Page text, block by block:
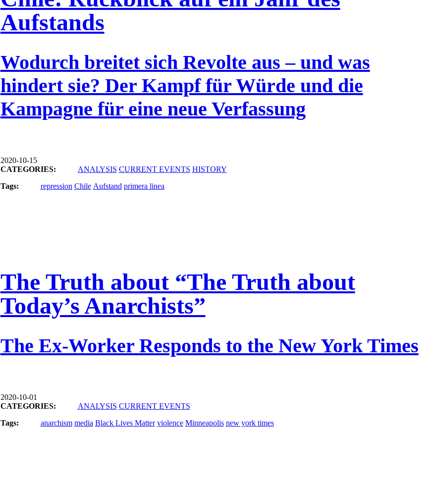
Aufstands
Wodurch breitet sich Revolte aus – und was
hindert sie? Der Kampf für Würde und die
Kampagne für eine neue Verfassung
2020-10-15
CATEGORIES:
ANALYSIS CURRENT EVENTS HISTORY
Tags:
repression Chile Aufstand primera linea
The Truth about “The Truth about
Today’s Anarchists”
The Ex-Worker Responds to the New York Times
2020-10-01
CATEGORIES:
ANALYSIS CURRENT EVENTS
Tags:
anarchism media Black Lives Matter violence Minneapolis new york times